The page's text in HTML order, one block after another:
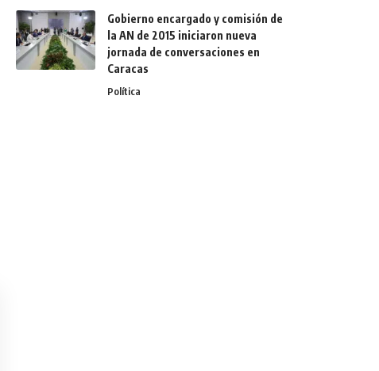
Gobierno encargado y comisión de
la AN de 2015 iniciaron nueva
jornada de conversaciones en
Caracas
Política